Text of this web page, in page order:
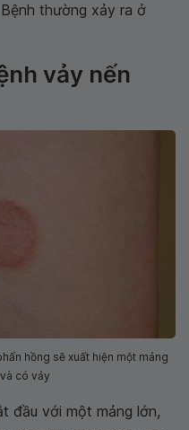
thường xảy ra ở
vảy nến
hồng sẽ xuất hiện một mảng
có vảy
đầu với một mảng lớn,